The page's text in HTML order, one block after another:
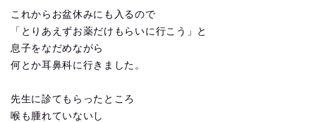
これからお盆休みにも入るので
「とりあえずお薬だけもらいに行こう」と
息子をなだめながら
何とか耳鼻科に行きました。
先生に診てもらったところ
喉も腫れていないし